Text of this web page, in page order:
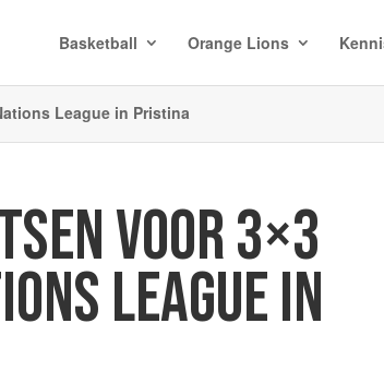
Basketball Orange Lions
League in Pristina
VOOR 3×3
LEAGUE IN